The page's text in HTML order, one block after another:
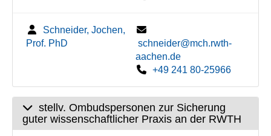
Schneider, Jochen,
Prof. PhD
schneider@mch.rwth-
aachen.de
+49 241 80-25966
stellv. Ombudspersonen zur Sicherung
guter wissenschaftlicher Praxis an der RWTH